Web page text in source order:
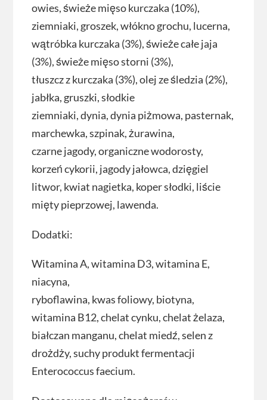
owies, świeże mięso kurczaka (10%),
ziemniaki, groszek, włókno grochu, lucerna,
wątróbka kurczaka (3%), świeże całe jaja
(3%), świeże mięso storni (3%),
tłuszcz z kurczaka (3%), olej ze śledzia (2%),
jabłka, gruszki, słodkie
ziemniaki, dynia, dynia piżmowa, pasternak,
marchewka, szpinak, żurawina,
czarne jagody, organiczne wodorosty,
korzeń cykorii, jagody jałowca, dzięgiel
litwor, kwiat nagietka, koper słodki, liście
mięty pieprzowej, lawenda.
Dodatki:
Witamina A, witamina D3, witamina E,
niacyna,
ryboflawina, kwas foliowy, biotyna,
witamina B12, chelat cynku, chelat żelaza,
białczan manganu, chelat miedź, selen z
drożdży, suchy produkt fermentacji
Enterococcus faecium.